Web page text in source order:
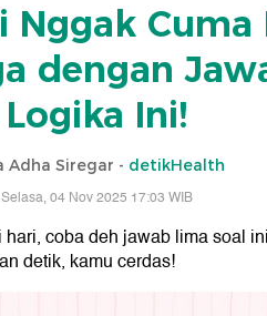
Nggak
dengan
Logika Ini!
Adha Siregar - detikHealth
Selasa, 04 Nov 2025 17:03 WIB
coba deh jawab lima soal
detik, kamu cerdas!